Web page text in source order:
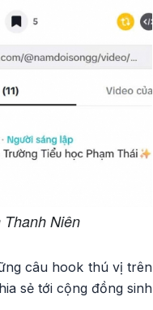
Niên
câu hook thú vị trên
sẻ tới cộng đồng sinh